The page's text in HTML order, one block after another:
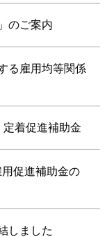
のご案内
る雇用均等関係
着促進補助金
促進補助金の
しました